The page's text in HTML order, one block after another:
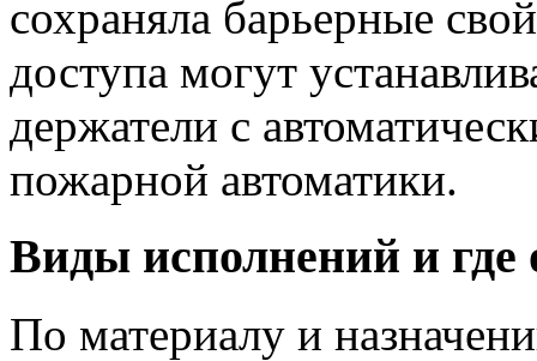
сохраняла барьерные
доступа могут
держатели с
пожарной автоматики.
Виды исполнений и
По материалу и